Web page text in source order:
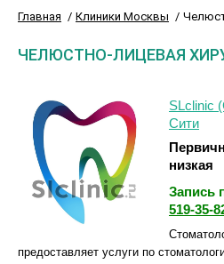
Главная Клиники Москвы
ЧЕЛЮСТНО-ЛИЦЕВАЯ
SLclinic
Сити
низкая
Запись
519-35-
предоставляет услуги по